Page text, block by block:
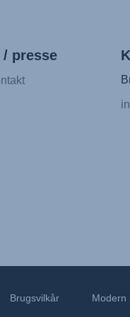
/ presse
Brugsvilkår Modern